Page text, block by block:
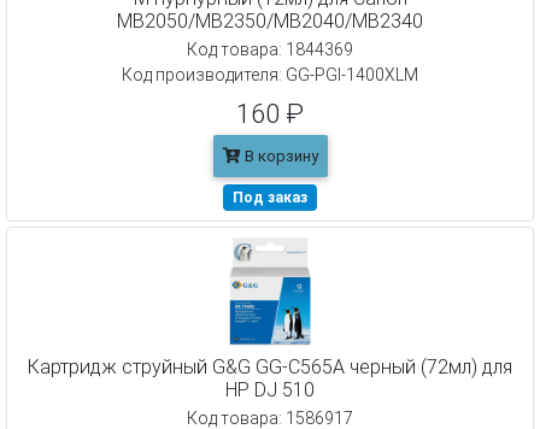
MB2050/MB2350/MB2040/MB2340
Код товара: 1844369
Код производителя: GG-PGI-1400XLM
160 ₽
В корзину
Под заказ
Картридж струйный G&G GG-C565A черный (72мл) для
HP DJ 510
Код товара: 1586917